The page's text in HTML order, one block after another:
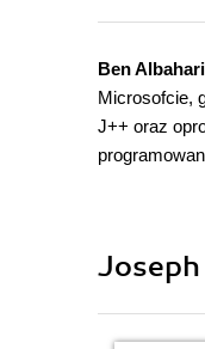
Ben Albahari
Microsofcie,
J++ oraz